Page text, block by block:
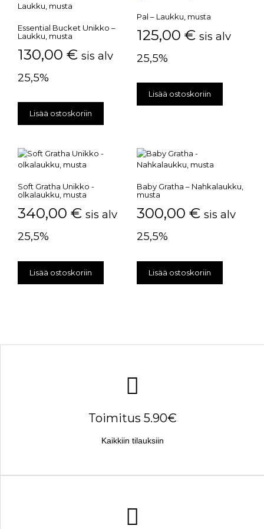
Essential Bucket Unikko –
Laukku, musta
130,00 € sis alv
25,5%
Lisää ostoskoriin
Pal – Laukku, musta
125,00 € sis alv
25,5%
Lisää ostoskoriin
Soft Gratha Unikko -
olkalaukku, musta
340,00 € sis alv
25,5%
Lisää ostoskoriin
Baby Gratha – Nahkalaukku,
musta
300,00 € sis alv
25,5%
Lisää ostoskoriin
Toimitus 5.90€
Kaikkiin tilauksiin